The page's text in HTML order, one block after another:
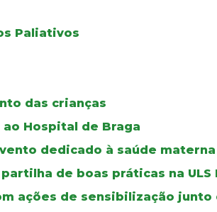
Paliativos
das crianças
Hospital de Braga
dedicado à saúde
de boas práticas na ULS
ações de sensibilização